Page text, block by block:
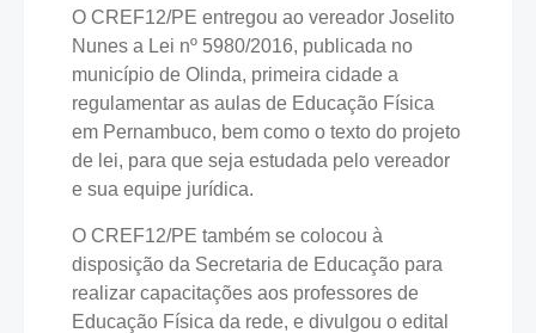
O CREF12/PE entregou ao vereador Joselito
Nunes a Lei nº 5980/2016, publicada no
município de Olinda, primeira cidade a
regulamentar as aulas de Educação Física
em Pernambuco, bem como o texto do projeto
de lei, para que seja estudada pelo vereador
e sua equipe jurídica.
O CREF12/PE também se colocou à
disposição da Secretaria de Educação para
realizar capacitações aos professores de
Educação Física da rede, e divulgou o edital